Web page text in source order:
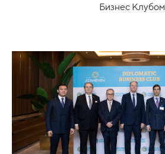
Бизнес Клубом.